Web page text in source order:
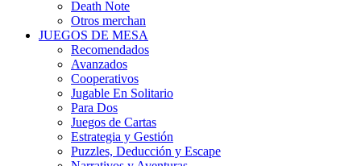
Death Note
Otros merchan
JUEGOS DE MESA
Recomendados
Avanzados
Cooperativos
Jugable En Solitario
Para Dos
Juegos de Cartas
Estrategia y Gestión
Puzzles, Deducción y Escape